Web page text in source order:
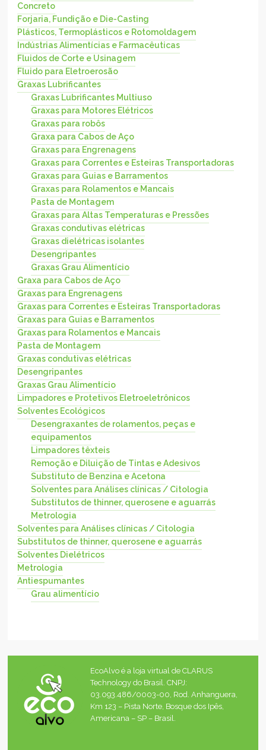
Concreto
Forjaria, Fundição e Die-Casting
Plásticos, Termoplásticos e Rotomoldagem
Indústrias Alimentícias e Farmacêuticas
Fluidos de Corte e Usinagem
Fluido para Eletroerosão
Graxas Lubrificantes
Graxas Lubrificantes Multiuso
Graxas para Motores Elétricos
Graxas para robôs
Graxa para Cabos de Aço
Graxas para Engrenagens
Graxas para Correntes e Esteiras Transportadoras
Graxas para Guias e Barramentos
Graxas para Rolamentos e Mancais
Pasta de Montagem
Graxas para Altas Temperaturas e Pressões
Graxas condutivas elétricas
Graxas dielétricas isolantes
Desengripantes
Graxas Grau Alimentício
Graxa para Cabos de Aço
Graxas para Engrenagens
Graxas para Correntes e Esteiras Transportadoras
Graxas para Guias e Barramentos
Graxas para Rolamentos e Mancais
Pasta de Montagem
Graxas condutivas elétricas
Desengripantes
Graxas Grau Alimentício
Limpadores e Protetivos Eletroeletrônicos
Solventes Ecológicos
Desengraxantes de rolamentos, peças e
equipamentos
Limpadores têxteis
Remoção e Diluição de Tintas e Adesivos
Substituto de Benzina e Acetona
Solventes para Análises clínicas / Citologia
Substitutos de thinner, querosene e aguarrás
Metrologia
Solventes para Análises clínicas / Citologia
Substitutos de thinner, querosene e aguarrás
Solventes Dielétricos
Metrologia
Antiespumantes
Grau alimentício
EcoAlvo é a loja virtual de CLARUS
Technology do Brasil. CNPJ:
03.093.486/0003-00, Rod. Anhanguera,
Km 123 – Pista Norte, Bosque dos Ipês,
Americana – SP – Brasil.